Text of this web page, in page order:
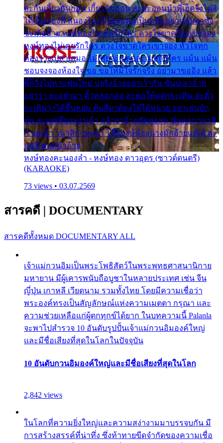
ละกันเกี้ยวกันก่อน เกี้ยวกันก่อน ละสะออนนำพี่เฮ็ดจังได๋สิ
ได้เป็นของพี่ สนองไมตรีน้องแหน่เป็นหยัง อย่าหลับตาซัง
ซะเด้ออ้าย หงษ์ทองไม่เคยรักใคร ดวงใจขาดใครเขาจอง
หงษ์ทองไม่เคยรักใคร ดวงใจขาดใครเขาจอง หัวใจทุก
ห้องว่างเปล่าเสมอ ไม่เคยจะเผลอละเมอถึงใคร แม้น แม้น
ชอบจงจองห้องใจ ขอ ขอให้มีใจรักจริง อย่ามาขออิง แล้ว
พี่ก็วิ่งไปหาแฟนใหม่ บ่จริงอ้ายอย่าเว้ากัน ขั่นบ่เอาอ้าย
อย่าว่า ละอย่ามา ตั๋วหลอกล่อ ละพอให้แต่กระเทิน ละตั๋ว
กะเทินว่าได้ขึ้นหย่ม ต้นสีดาต้องให้ได้หน่วย อย่าเล่นบัก
ตุ๋น ละแต่เพียงหง่าเค้า แล้วยาอ้ายขัดต่อสน นั่นดอกวนาสิ
กายหน้า วนาสิกายหน้า โอ๊ยหงษ์น้องนางมักอ้ายแท้เด้ ละ
อกสิเพแต่นำอ้าย
หงษ์ทองคะนองลำ - หงษ์ทอง ดาวอุดร (ซาวด์ดนตรี)
(KARAOKE)
73 views • 03.07.2569
สารคดี | DOCUMENTARY
สารคดีทั้งหมด DOCUMENTARY ALL
เจ้าแม่กวนอิมเป็นพระโพธิสัตว์ในพระพุทธศาสนานิกาย
มหายาน มีผู้เคารพนับถือบูชาในหลายประเทศ เช่น จีน
ญี่ปุ่น เกาหลี เวียดนาม รวมทั้งไทย โดยมีความเชื่อว่า
พระองค์ทรงเป็นสัญลักษณ์แห่งความเมตตา กรุณา และ
ความช่วยเหลือแก่ผู้ตกทุกข์ได้ยาก ในบทความนี้ Palanla
จะพาไปสำรวจ 10 อันดับรูปปั้นเจ้าแม่กวนอิมองค์ใหญ่
และมีชื่อเสียงที่สุดในโลกในปัจจุบัน
10 อันดับกวนอิมองค์ใหญ่และมีชื่อเสียงที่สุดในโลก
2,842 views
ในโลกที่ความยิ่งใหญ่และความสง่างามมาบรรจบกัน มี
การสร้างสรรค์ที่น่าทึ่ง ซึ่งท้าทายขีดจำกัดของความเชื่อ